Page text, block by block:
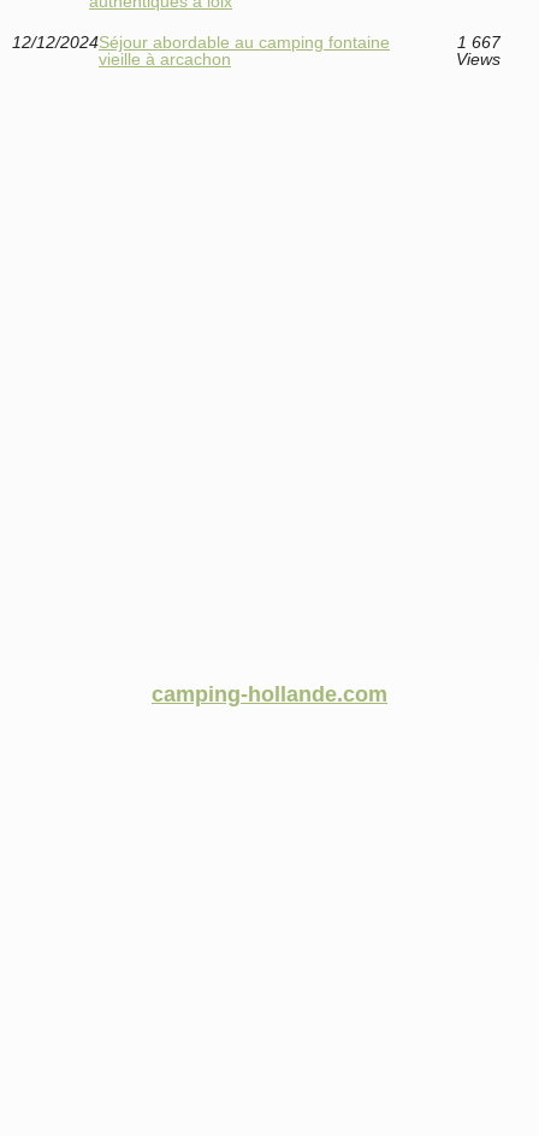
12/12/2024Séjour abordable au camping fontaine
vieille à arcachon
1 667
Views
camping-hollande.com